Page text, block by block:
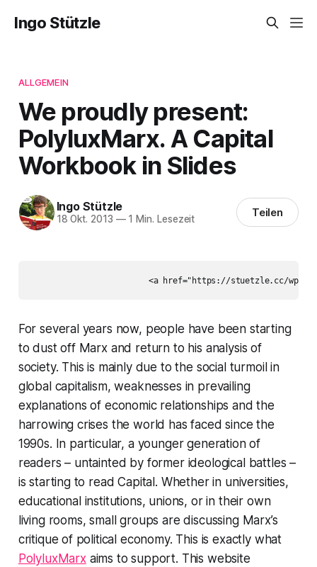
Ingo Stützle
ALLGEMEIN
We proudly present:
PolyluxMarx. A Capital
Workbook in Slides
Ingo Stützle
18 Okt. 2013 —1 Min. Lesezeit Teilen
For several years now, people have been starting
to dust off Marx and return to his analysis of
society. This is mainly due to the social turmoil in
global capitalism, weaknesses in prevailing
explanations of economic relationships and the
harrowing crises the world has faced since the
1990s. In particular, a younger generation of
readers – untainted by former ideological battles –
is starting to read Capital. Whether in universities,
educational institutions, unions, or in their own
living rooms, small groups are discussing Marx’s
critique of political economy. This is exactly what
PolyluxMarxaims to support. This website